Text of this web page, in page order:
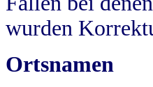
wurden
Ortsnamen